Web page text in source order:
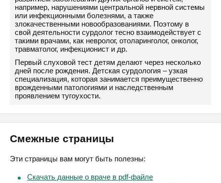
например, нарушениями центральной нервной системы
или инфекционными болезнями, а также
злокачественными новообразованиями. Поэтому в
свой деятельности сурдолог тесно взаимодействует с
такими врачами, как невролог, отоларинголог, онколог,
травматолог, инфекционист и др.
Первый слуховой тест детям делают через несколько
дней после рождения. Детская сурдология – узкая
специализация, которая занимается преимущественно
врожденными патологиями и наследственным
проявлением тугоухости.
Смежные страницы
Эти страницы вам могут быть полезны:
Скачать данные о враче в pdf-файле